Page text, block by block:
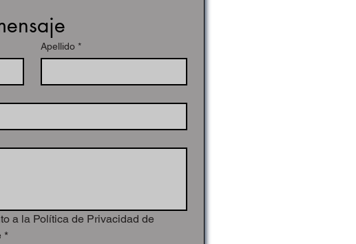
Apellido *
a la Política de Privacidad de
*